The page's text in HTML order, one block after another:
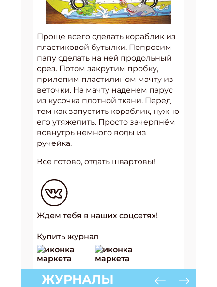
Проще всего сделать кораблик из
пластиковой бутылки. Попросим
папу сделать на ней продольный
срез. Потом закрутим пробку,
прилепим пластилином мачту из
веточки. На мачту наденем парус
из кусочка плотной ткани. Перед
тем как запустить кораблик, нужно
его утяжелить. Просто зачерпнём
вовнутрь немного воды из
ручейка.
Всё готово, отдать швартовы!
Ждем тебя в наших соцсетях!
Купить журнал
ЖУРНАЛЫ